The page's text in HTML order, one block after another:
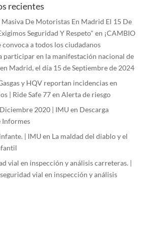
recientes
De Motoristas En Madrid El 15 De
Seguridad Y Respeto" en ¡CAMBIO
convoca a todos los ciudadanos
participar en la manifestación nacional de
Madrid, el día 15 de Septiembre de 2024
y HQV reportan incidencias en
| Ride Safe 77en Alerta de riesgo
2020 | IMU en Descarga
Informes
| IMU en La maldad del diablo y el
vial en inspección y análisis carreteras. |
vial en inspección y análisis